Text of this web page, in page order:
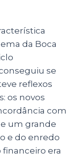
da Boca
se
reflexos
os novos
com
um grande
e do enredo
era